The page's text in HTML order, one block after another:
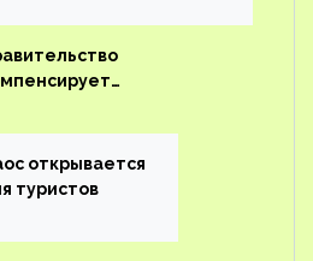
россиян из-за рубежа
открывается
туристов